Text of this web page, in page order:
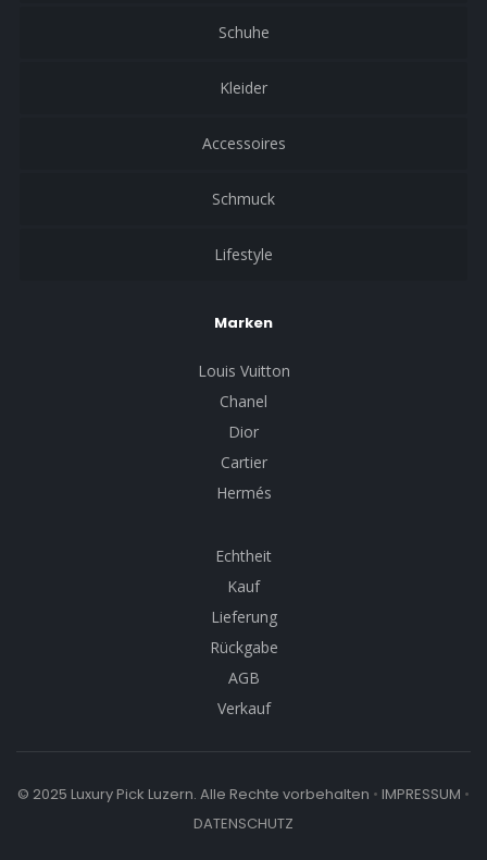
Schuhe
Kleider
Accessoires
Schmuck
Lifestyle
Marken
Louis Vuitton
Chanel
Dior
Cartier
Hermés
Echtheit
Kauf
Lieferung
Rückgabe
AGB
Verkauf
© 2025 Luxury Pick Luzern. Alle Rechte vorbehalten • IMPRESSUM •
DATENSCHUTZ